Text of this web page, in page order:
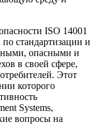
ISO 14001
стандартизации и
опасными и
в своей сфере,
Этот
которого
Systems,
вопросы на